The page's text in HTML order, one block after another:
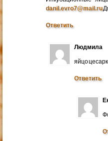
danil.evro7@mail.ru
Ответить
Людмила
яйцо
Ответить